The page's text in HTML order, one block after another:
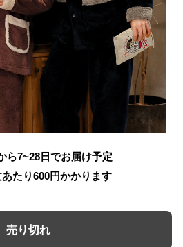
ら7~28日でお届け予定
たり600円かかります
売り切れ